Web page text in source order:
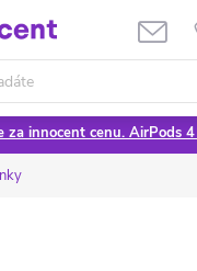
za innocent cenu. AirPods